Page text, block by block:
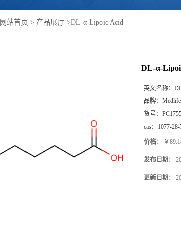
网站首页 > 产品展厅 >DL-α-Lipoic Acid
DL-α-
英文名称：
品牌： Medlife
货号：
cas： 1077-28-
价格： ￥
发布日期：
更新日期：